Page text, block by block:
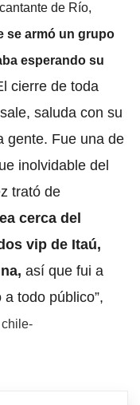
de Río,
se armó un grupo
esperando su
cierre de toda
saluda con su
gente. Fue una de
inolvidable del
trató de
cerca del
vip de Itaú,
así que fui a
todo público”,